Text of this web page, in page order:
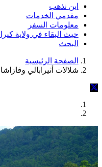
اين نذهب
مقدمي الخدمات
معلومات السفر
حيث البقاء في ولاية
البحث
الصفحة الرئيسية
شلالات أثيرابالي